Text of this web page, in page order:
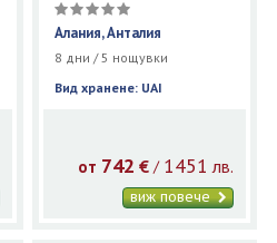
Алания, Анталия
8 дни / 5 нощувки
Вид хранене: UAI
от 742 € / 1451 лв.
виж повече